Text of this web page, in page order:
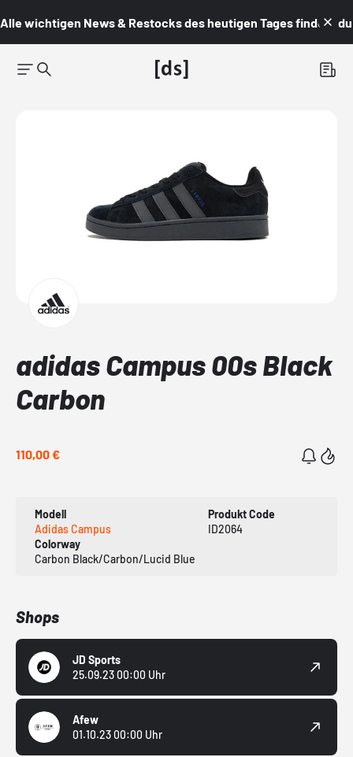
Alle wichtigen News & Restocks des heutigen Tages findest du
adidas Campus 00s Black
Carbon
110,00 €
Modell
Adidas Campus
Produkt Code
ID2064
Colorway
Carbon Black/Carbon/Lucid Blue
Shops
JD Sports
25.09.23 00:00 Uhr
Afew
01.10.23 00:00 Uhr